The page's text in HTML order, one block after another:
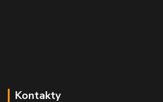
Kontakty